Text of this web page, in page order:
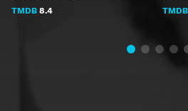
TMDB 8.4 TMDB